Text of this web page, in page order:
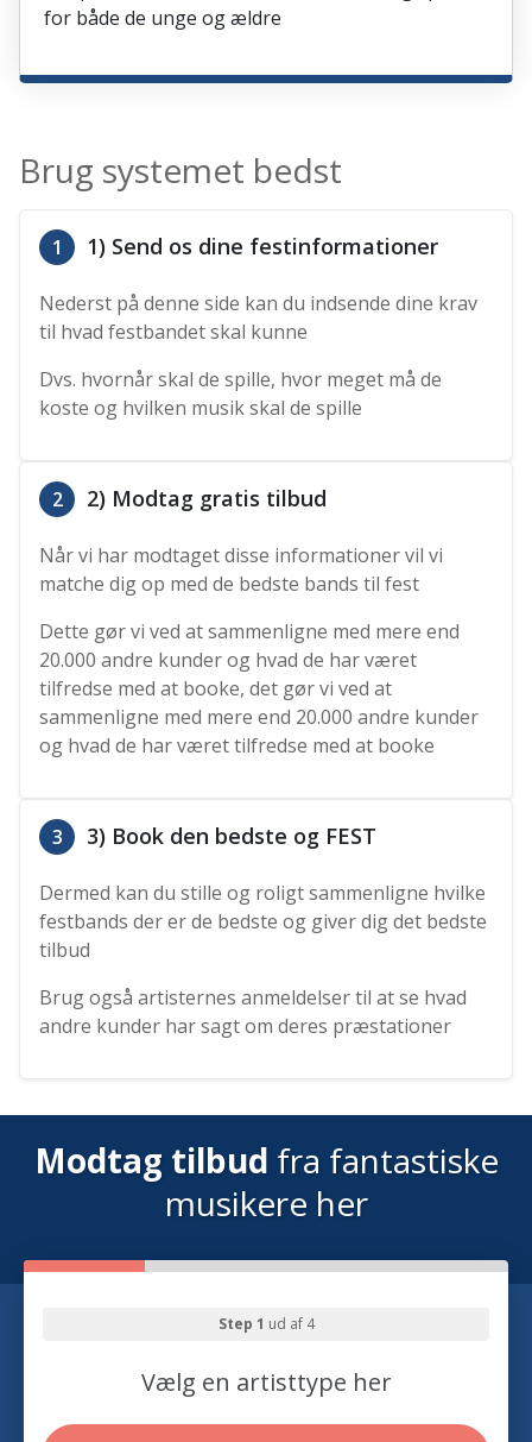
for både de unge og ældre
Brug systemet bedst
1 1) Send os dine festinformationer
Nederst på denne side kan du indsende dine krav
til hvad festbandet skal kunne
Dvs. hvornår skal de spille, hvor meget må de
koste og hvilken musik skal de spille
2 2) Modtag gratis tilbud
Når vi har modtaget disse informationer vil vi
matche dig op med de bedste bands til fest
Dette gør vi ved at sammenligne med mere end
20.000 andre kunder og hvad de har været
tilfredse med at booke, det gør vi ved at
sammenligne med mere end 20.000 andre kunder
og hvad de har været tilfredse med at booke
3 3) Book den bedste og FEST
Dermed kan du stille og roligt sammenligne hvilke
festbands der er de bedste og giver dig det bedste
tilbud
Brug også artisternes anmeldelser til at se hvad
andre kunder har sagt om deres præstationer
Modtag tilbud fra fantastiske
musikere her
Step 1 ud af 4
Vælg en artisttype her